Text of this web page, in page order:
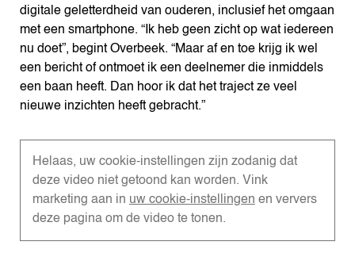
digitale geletterdheid van ouderen, inclusief het omgaan
met een smartphone. “Ik heb geen zicht op wat iedereen
nu doet”, begint Overbeek. “Maar af en toe krijg ik wel
een bericht of ontmoet ik een deelnemer die inmiddels
een baan heeft. Dan hoor ik dat het traject ze veel
nieuwe inzichten heeft gebracht.”
Helaas, uw cookie-instellingen zijn zodanig dat
deze video niet getoond kan worden. Vink
marketing aan in uw cookie-instellingen en ververs
deze pagina om de video te tonen.